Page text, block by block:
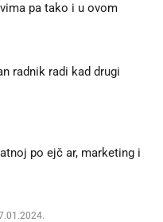
pa tako i u ovom
radnik radi kad drugi
po ejč ar, marketing i